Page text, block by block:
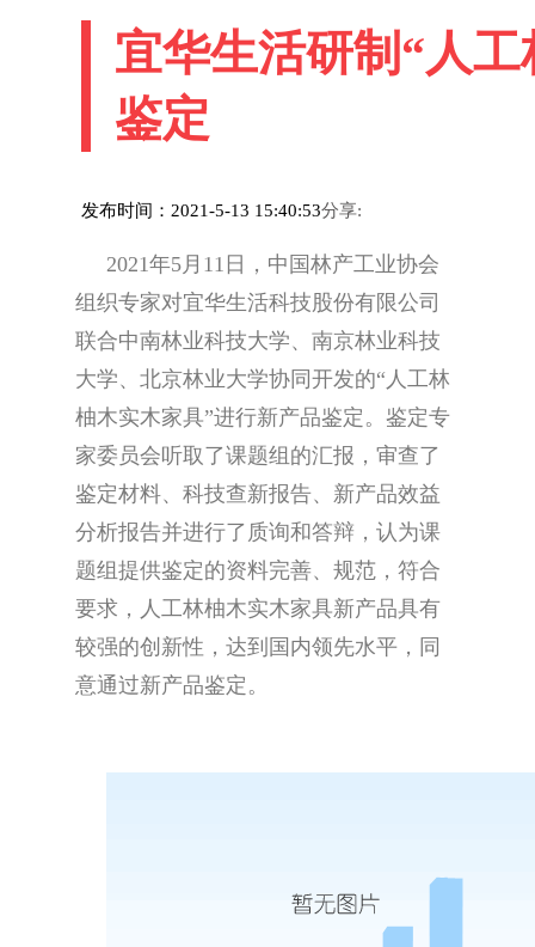
宜华生活研制“人
鉴定
发布时间：2021-5-13 15:40:53分享:
2021年5月11日，中国林产工业协会
组织专家对宜华生活科技股份有限公司
联合中南林业科技大学、南京林业科技
大学、北京林业大学协同开发的“人工林
柚木实木家具”进行新产品鉴定。鉴定专
家委员会听取了课题组的汇报，审查了
鉴定材料、科技查新报告、新产品效益
分析报告并进行了质询和答辩，认为课
题组提供鉴定的资料完善、规范，符合
要求，人工林柚木实木家具新产品具有
较强的创新性，达到国内领先水平，同
意通过新产品鉴定。